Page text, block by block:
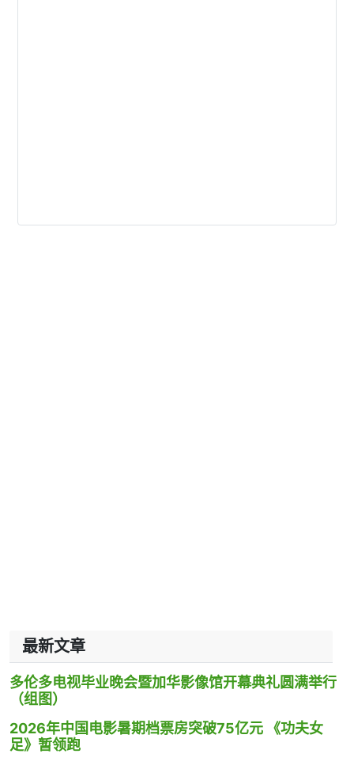
最新文章
多伦多电视毕业晚会暨加华影像馆开幕典礼圆满举行
（组图）
2026年中国电影暑期档票房突破75亿元 《功夫女
足》暂领跑